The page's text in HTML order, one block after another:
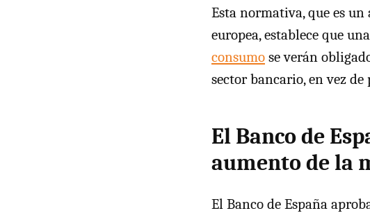
Esta normativa, que es
europea, establece que
consumo se verán
sector bancario, en vez
El Banco de
aumento de la
El Banco de España